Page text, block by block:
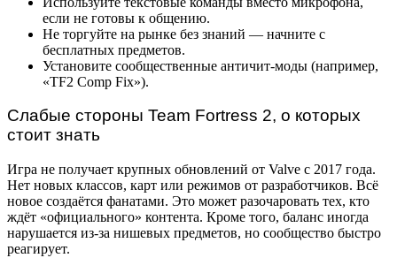
если не готовы к общению.
Не торгуйте на рынке без знаний — начните с
бесплатных предметов.
Установите сообщественные античит-моды (например,
«TF2 Comp Fix»).
Слабые стороны Team Fortress 2, о которых
стоит знать
Игра не получает крупных обновлений от Valve с 2017 года.
Нет новых классов, карт или режимов от разработчиков. Всё
новое создаётся фанатами. Это может разочаровать тех, кто
ждёт «официального» контента. Кроме того, баланс иногда
нарушается из-за нишевых предметов, но сообщество быстро
реагирует.